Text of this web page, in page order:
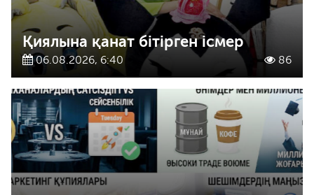
Қиялына қанат бітірген ісмер
06.08.2026, 6:40 86